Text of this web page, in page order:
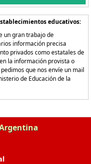
educativos:
un gran trabajo de
información precisa
privados como estatales de
la información provista o
que nos envíe un mail
de Educación de la